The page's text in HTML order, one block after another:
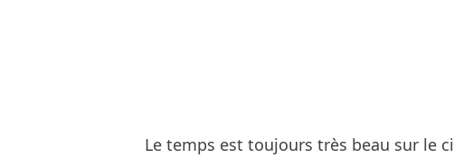
Le temps est toujours très beau sur le